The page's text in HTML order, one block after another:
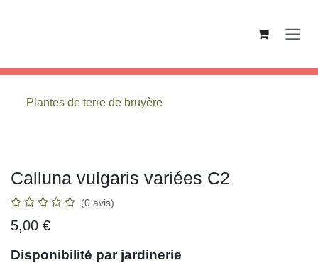
Plantes de terre de bruyère
Calluna vulgaris variées C2
(0 avis)
5,00 €
Disponibilité par jardinerie